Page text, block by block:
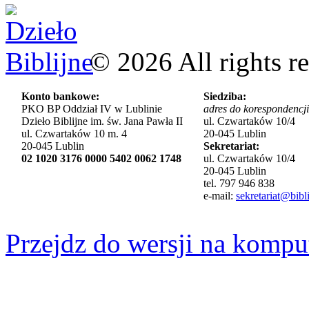
© 2026 All rights
Konto bankowe:
PKO BP Oddział IV w Lublinie
Dzieło Biblijne im. św. Jana Pawła II
ul. Czwartaków 10 m. 4
20-045 Lublin
02 1020 3176 0000 5402 0062 1748
Siedziba:
adres do
ul. Czwartaków 10/4
20-045 Lublin
Sekretariat:
ul. Czwartaków 10/4
20-045 Lublin
tel. 797 946 838
e-mail:
Przejdz do wersji na